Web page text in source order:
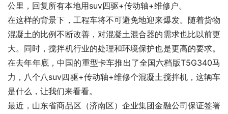
公里，回复所有本地用suv四驱+传动轴+维修户。
在这样的背景下，工程车将不可避免地迎来爆发。随着货物
混凝土的比例不断改善，对混凝土混合器的需求也比以前更
大。同时，搅拌机行业的处理和环境保护也是更高的要求。
在去年年底，中国的重型卡车推出了全国六档版T5G340马
力，八个八suv四驱+传动轴+维修个混凝土搅拌机，这辆车
是什么，让我们来看看。
最近，山东省商品区（济南区）企业集团金融公司保证签署